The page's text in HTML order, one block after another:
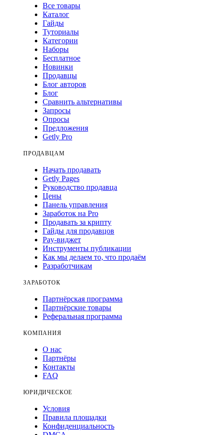
Все товары
Каталог
Гайды
Туториалы
Категории
Наборы
Бесплатное
Новинки
Продавцы
Блог авторов
Блог
Сравнить альтернативы
Запросы
Опросы
Предложения
Getly Pro
ПРОДАВЦАМ
Начать продавать
Getly Pages
Руководство продавца
Цены
Панель управления
Заработок на Pro
Продавать за крипту
Гайды для продавцов
Pay-виджет
Инструменты публикации
Как мы делаем то, что продаём
Разработчикам
ЗАРАБОТОК
Партнёрская программа
Партнёрские товары
Реферальная программа
КОМПАНИЯ
О нас
Партнёры
Контакты
FAQ
ЮРИДИЧЕСКОЕ
Условия
Правила площадки
Конфиденциальность